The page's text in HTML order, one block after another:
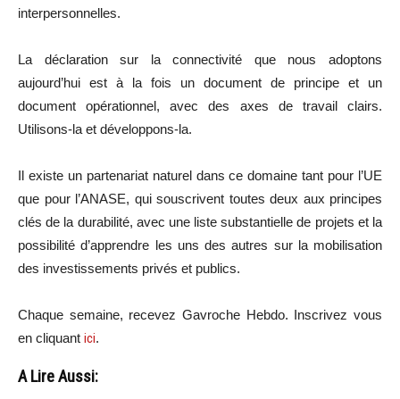
interpersonnelles.
La déclaration sur la connectivité que nous adoptons
aujourd’hui est à la fois un document de principe et un
document opérationnel, avec des axes de travail clairs.
Utilisons-la et développons-la.
Il existe un partenariat naturel dans ce domaine tant pour l’UE
que pour l’ANASE, qui souscrivent toutes deux aux principes
clés de la durabilité, avec une liste substantielle de projets et la
possibilité d’apprendre les uns des autres sur la mobilisation
des investissements privés et publics.
Chaque semaine, recevez Gavroche Hebdo. Inscrivez vous
en cliquant ici.
A Lire Aussi: